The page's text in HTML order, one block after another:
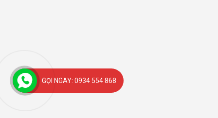
GỌI NGAY: 0934 554 868